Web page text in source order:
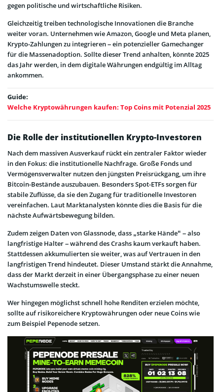
gegen politische und wirtschaftliche Risiken.
Gleichzeitig treiben technologische Innovationen die Branche
weiter voran. Unternehmen wie Amazon, Google und Meta planen,
Krypto-Zahlungen zu integrieren – ein potenzieller Gamechanger
für die Massenadoption. Sollte dieser Trend anhalten, könnte 2025
das Jahr werden, in dem digitale Währungen endgültig im Alltag
ankommen.
Guide:
Welche Kryptowährungen kaufen: Top Coins mit Potenzial 2025
Die Rolle der institutionellen Krypto-Investoren
Nach dem massiven Ausverkauf rückt ein zentraler Faktor wieder
in den Fokus: die institutionelle Nachfrage. Große Fonds und
Vermögensverwalter nutzen den jüngsten Preisrückgang, um ihre
Bitcoin-Bestände auszubauen. Besonders Spot-ETFs sorgen für
stabile Zuflüsse, da sie den Zugang für traditionelle Investoren
vereinfachen. Laut Marktanalysten könnte dies die Basis für die
nächste Aufwärtsbewegung bilden.
Zudem zeigen Daten von Glassnode, dass „starke Hände“ – also
langfristige Halter – während des Crashs kaum verkauft haben.
Stattdessen akkumulierten sie weiter, was auf Vertrauen in den
langfristigen Trend hindeutet. Dieser Umstand stärkt die Annahme,
dass der Markt derzeit in einer Übergangsphase zu einer neuen
Wachstumswelle steckt.
Wer hingegen möglichst schnell hohe Renditen erzielen möchte,
sollte auf risikoreichere Kryptowährungen oder neue Coins wie
zum Beispiel Pepenode setzen.